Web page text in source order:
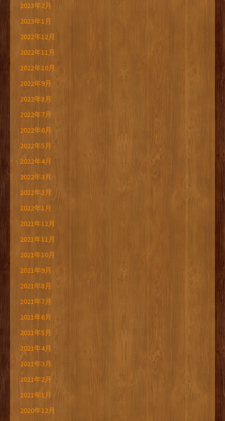
2023年2月
2023年1月
2022年12月
2022年11月
2022年10月
2022年9月
2022年8月
2022年7月
2022年6月
2022年5月
2022年4月
2022年3月
2022年2月
2022年1月
2021年12月
2021年11月
2021年10月
2021年9月
2021年8月
2021年7月
2021年6月
2021年5月
2021年4月
2021年3月
2021年2月
2021年1月
2020年12月